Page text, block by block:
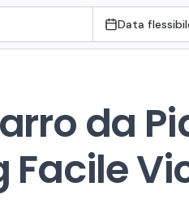
Data
da
Facile